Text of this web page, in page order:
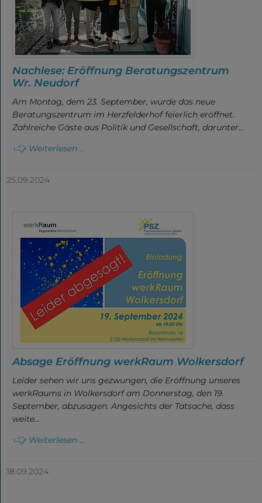
Nachlese: Eröffnung Beratungszentrum
Wr. Neudorf
Am Montag, dem 23. September, wurde das neue
Beratungszentrum im Herzfelderhof feierlich eröffnet.
Zahlreiche Gäste aus Politik und Gesellschaft, darunter…
Weiterlesen ...
25.09.2024
Absage Eröffnung werkRaum Wolkersdorf
Leider sehen wir uns gezwungen, die Eröffnung unseres
werkRaums in Wolkersdorf am Donnerstag, den 19.
September, abzusagen. Angesichts der Tatsache, dass
weite…
Weiterlesen ...
18.09.2024